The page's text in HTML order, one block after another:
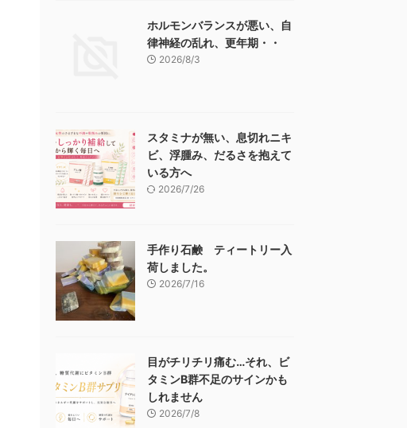
ホルモンバランスが悪い、自
律神経の乱れ、更年期・・
2026/8/3
スタミナが無い、息切れニキ
ビ、浮腫み、だるさを抱えて
いる方へ
2026/7/26
手作り石鹸 ティートリー入
荷しました。
2026/7/16
目がチリチリ痛む…それ、ビ
タミンB群不足のサインかも
しれません
2026/7/8